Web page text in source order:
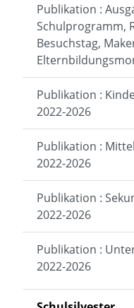
Publikation :
Schulprogramm,
Besuchstag,
Publikation :
2022-2026
Publikation :
2022-2026
Publikation :
2022-2026
Publikation :
2022-2026